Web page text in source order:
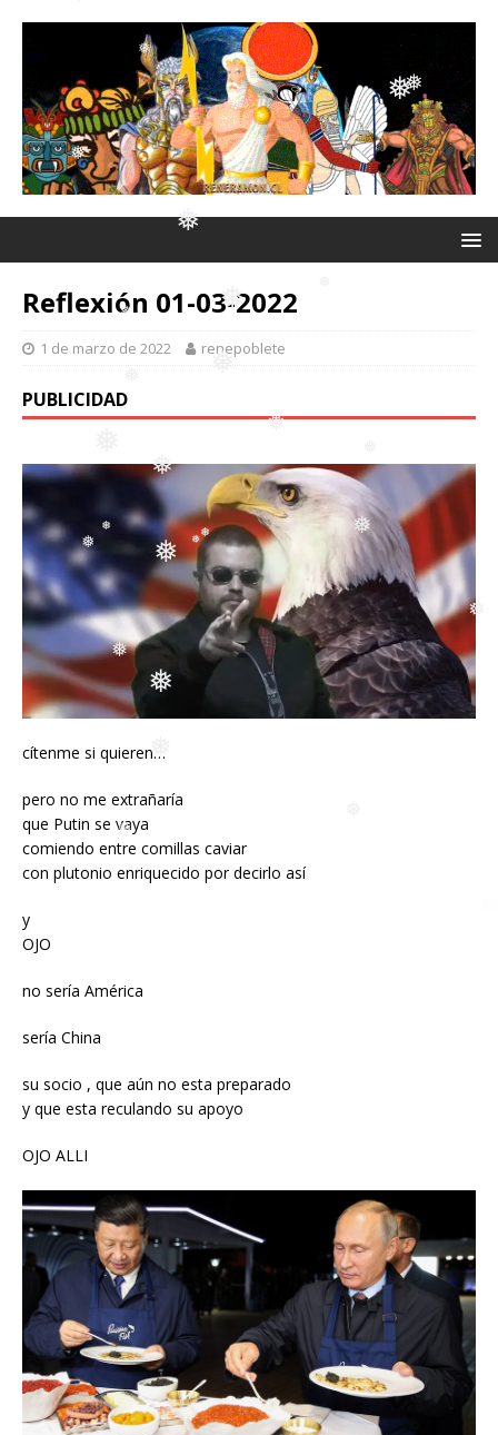
❅
❅
❅
❅
❅ ❅
❅
❅
❅ ❅
❅ ❅
❅
❅
❅
❅
❅
❅
❅
❅
Reflexión 01-03-2022
1 de marzo de 2022 renepoblete
PUBLICIDAD
cítenme si quieren…
pero no me extrañaría
que Putin se vaya
comiendo entre comillas caviar
con plutonio enriquecido por decirlo así
y
OJO
no sería América
sería China
su socio , que aún no esta preparado
y que esta reculando su apoyo
OJO ALLI